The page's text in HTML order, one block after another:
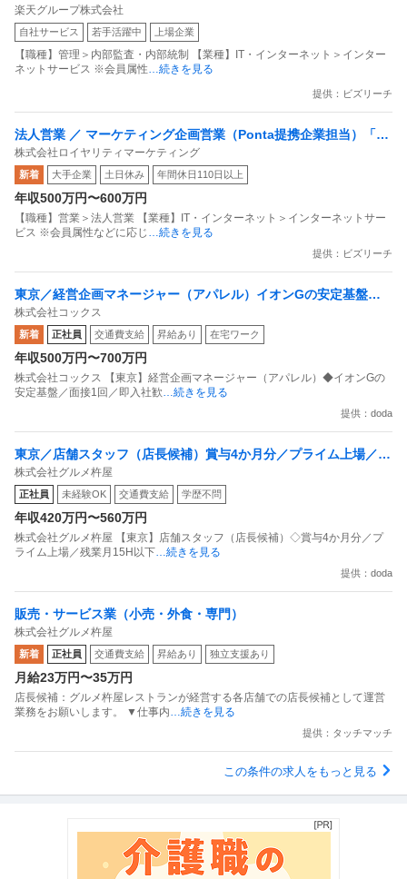
戦略事業コンプライアンス支援部 業務統制支援課：ショップコン
プライアンス推進担当（SBCSD）
楽天グループ株式会社
自社サービス 若手活躍中 上場企業
【職種】管理＞内部監査・内部統制 【業種】IT・インターネット＞インター
ネットサービス ※会員属性 …続きを見る
提供：ビズリーチ
法人営業 ／ マーケティング企画営業（Ponta提携企業担当）「国
内最大級の共通ポイントサービスを展開／無駄のない消費社会を
目指すデータマーケティングカンパニー」
株式会社ロイヤリティマーケティング
新着 大手企業 土日休み 年間休日110日以上
年収500万円〜600万円
【職種】営業＞法人営業 【業種】IT・インターネット＞インターネットサー
ビス ※会員属性などに応じ
…続きを見る
提供：ビズリーチ
東京／経営企画マネージャー（アパレル）イオンGの安定基盤／
面接1回／即入社歓迎
株式会社コックス
新着 正社員 交通費支給 昇給あり 在宅ワーク
年収500万円〜700万円
株式会社コックス 【東京】経営企画マネージャー（アパレル）◆イオンGの
安定基盤／面接1回／即入社歓 …続きを見る
提供：doda
東京／店舗スタッフ（店長候補）賞与4か月分／プライム上場／残
業月15H以下／新店オープン多数
株式会社グルメ杵屋
正社員 未経験OK 交通費支給 学歴不問
年収420万円〜560万円
株式会社グルメ杵屋 【東京】店舗スタッフ（店長候補）◇賞与4か月分／プ
ライム上場／残業月15H以下 …続きを見る
提供：doda
販売・サービス業（小売・外食・専門）
株式会社グルメ杵屋
新着 正社員 交通費支給 昇給あり 独立支援あり
月給23万円〜35万円
店長候補：グルメ杵屋レストランが経営する各店舗での店長候補として運営
業務をお願いします。 ▼仕事内 …続きを見る
提供：タッチマッチ
この条件の求人をもっと見る